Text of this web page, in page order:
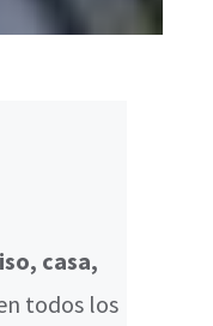
casa,
todos los